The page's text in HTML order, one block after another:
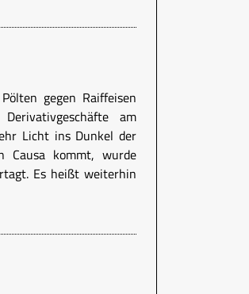
gegen Raiffeisen
am
Licht ins Dunkel der
Causa kommt, wurde
Es heißt weiterhin